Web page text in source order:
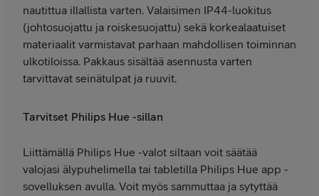
nautittua illallista varten. Valaisimen IP44-luokitus
(johtosuojattu ja roiskesuojattu) sekä korkealaatuiset
materiaalit varmistavat parhaan mahdollisen toiminnan
ulkotiloissa. Pakkaus sisältää asennusta varten
tarvittavat seinätulpat ja ruuvit.
Tarvitset Philips Hue -sillan
Liittämällä Philips Hue -valot siltaan voit säätää
valojasi älypuhelimella tai tabletilla Philips Hue app -
sovelluksen avulla. Voit myös sammuttaa ja sytyttää